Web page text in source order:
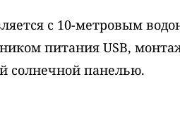
с 10-метровым
питания USB,
солнечной панелью.